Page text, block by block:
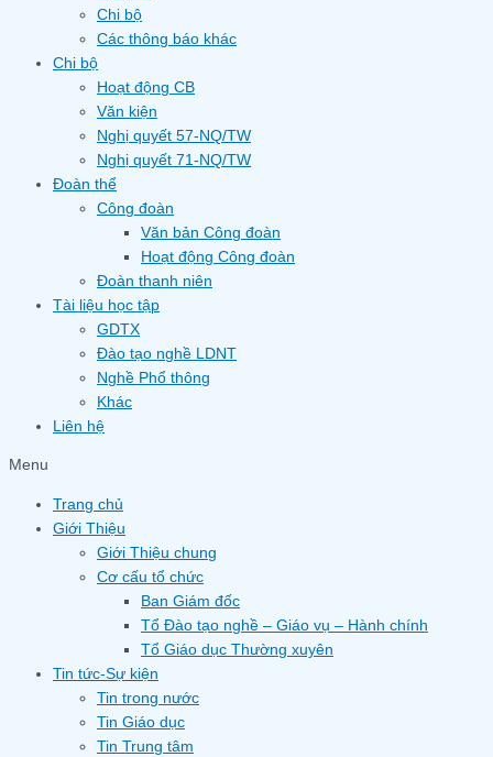
Chi bộ
Các thông báo khác
Chi bộ
Hoạt động CB
Văn kiện
Nghị quyết 57-NQ/TW
Nghị quyết 71-NQ/TW
Đoàn thể
Công đoàn
Văn bản Công đoàn
Hoạt động Công đoàn
Đoàn thanh niên
Tài liệu học tập
GDTX
Đào tạo nghề LDNT
Nghề Phổ thông
Khác
Liên hệ
Menu
Trang chủ
Giới Thiệu
Giới Thiệu chung
Cơ cấu tổ chức
Ban Giám đốc
Tổ Đào tạo nghề – Giáo vụ – Hành chính
Tổ Giáo dục Thường xuyên
Tin tức-Sự kiện
Tin trong nước
Tin Giáo dục
Tin Trung tâm